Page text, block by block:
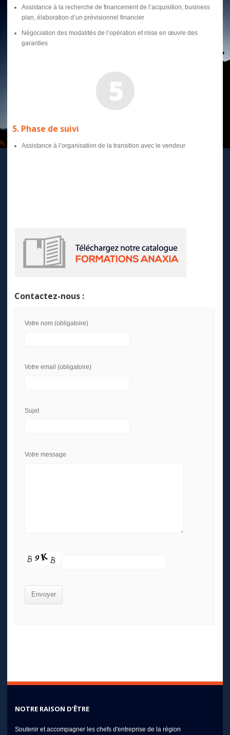
Assistance à la recherche de financement de l’acquisition, business
plan, élaboration d’un prévisionnel financier
Négociation des modalités de l’opération et mise en œuvre des
garanties
5. Phase de suivi
Assistance à l’organisation de la transition avec le vendeur
Contactez-nous :
Votre nom (obligatoire)
Votre email (obligatoire)
Sujet
Votre message
NOTRE RAISON D’ÊTRE
Soutenir et accompagner les chefs d'entreprise de la région